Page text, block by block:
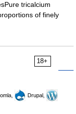
tricalcium
of finely
18+
Drupal,